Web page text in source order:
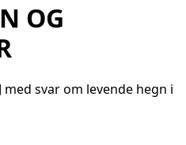
OG
med svar om levende hegn i